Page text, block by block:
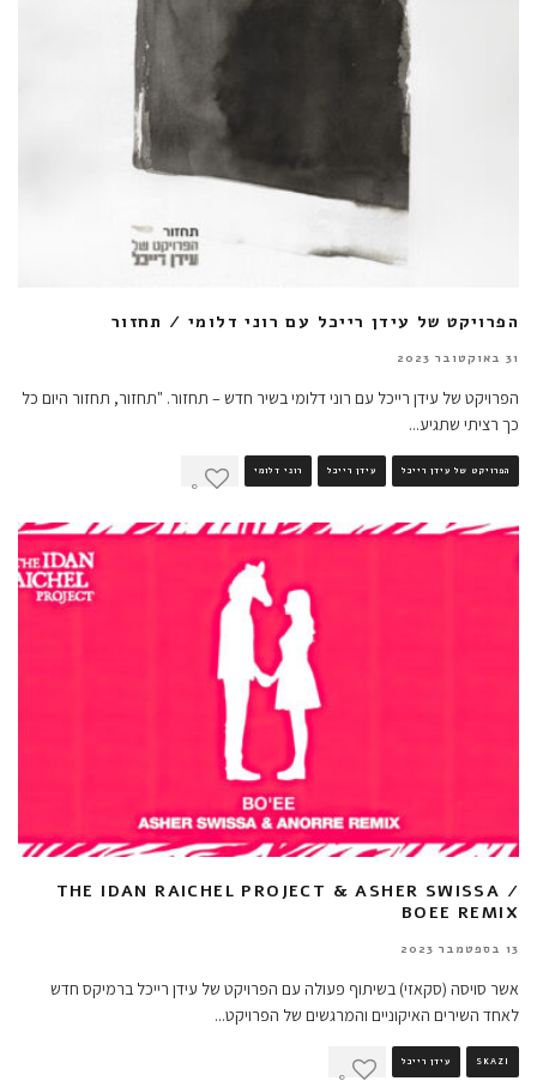
הפרויקט של עידן רייכל עם רוני דלומי / תחזור
31 באוקטובר 2023
הפרויקט של עידן רייכל עם רוני דלומי בשיר חדש – תחזור. "תחזור, תחזור היום כל
כך רציתי שתגיע...
הפרויקט של עידן רייכל עידן רייכל רוני דלומי
0
THE IDAN RAICHEL PROJECT & ASHER SWISSA /
BOEE REMIX
13 בספטמבר 2023
אשר סויסה (סקאזי) בשיתוף פעולה עם הפרויקט של עידן רייכל ברמיקס חדש
לאחד השירים האיקוניים והמרגשים של הפרויקט...
SKAZI עידן רייכל
0